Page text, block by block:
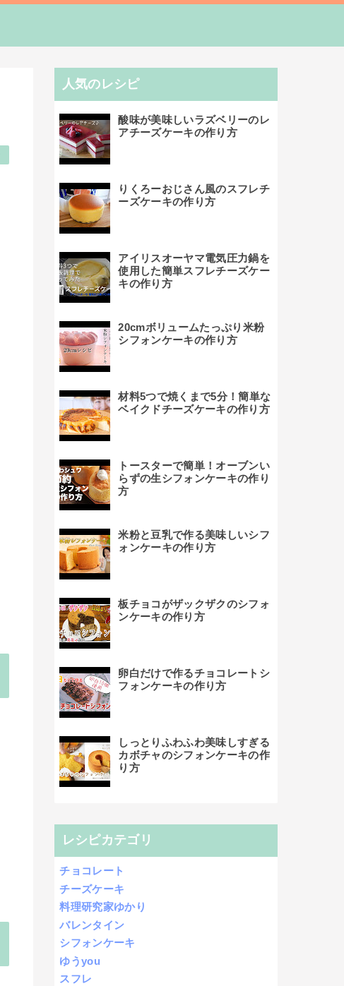
人気のレシピ
酸味が美味しいラズベリーのレ
アチーズケーキの作り方
りくろーおじさん風のスフレチ
ーズケーキの作り方
アイリスオーヤマ電気圧力鍋を
使用した簡単スフレチーズケー
キの作り方
20cmボリュームたっぷり米粉
シフォンケーキの作り方
材料5つで焼くまで5分！簡単な
ベイクドチーズケーキの作り方
トースターで簡単！オーブンい
らずの生シフォンケーキの作り
方
米粉と豆乳で作る美味しいシフ
ォンケーキの作り方
板チョコがザックザクのシフォ
ンケーキの作り方
卵白だけで作るチョコレートシ
フォンケーキの作り方
しっとりふわふわ美味しすぎる
カボチャのシフォンケーキの作
り方
レシピカテゴリ
チョコレート
チーズケーキ
料理研究家ゆかり
バレンタイン
シフォンケーキ
ゆうyou
スフレ